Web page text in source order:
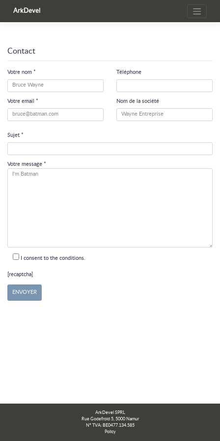
ArkDevel
Contact
Votre nom *
Votre email *
Téléphone
Nom de la société
Sujet *
Votre message *
I consent to the conditions.
[recaptcha]
ArkDevel SPRL
Rue Godefroid 5, 5000 Namur
N° TVA: BE0477.134.585
Policy